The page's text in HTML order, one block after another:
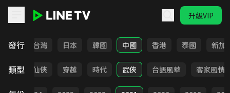
升級VIP
發行
全部 台灣 日本 韓國 中國 香港 泰國 新加
類型
療癒 仙俠 穿越 時代 武俠 台語風華 客家風情